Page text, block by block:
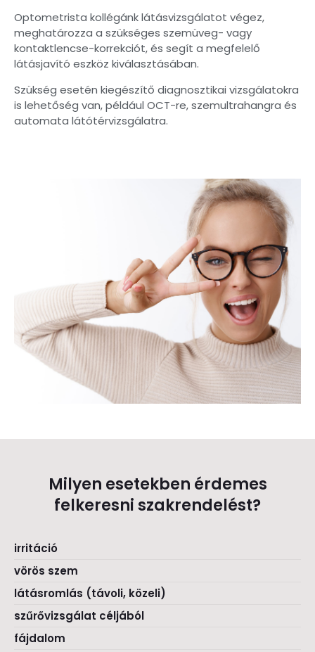
Optometrista kollégánk látásvizsgálatot végez,
meghatározza a szükséges szemüveg- vagy
kontaktlencse-korrekciót, és segít a megfelelő
látásjavító eszköz kiválasztásában.
Szükség esetén kiegészítő diagnosztikai vizsgálatokra
is lehetőség van, például OCT-re, szemultrahangra és
automata látótérvizsgálatra.
Milyen esetekben érdemes
felkeresni szakrendelést?
irritáció
vörös szem
látásromlás (távoli, közeli)
szűrővizsgálat céljából
fájdalom